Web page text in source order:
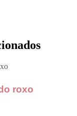
roxo